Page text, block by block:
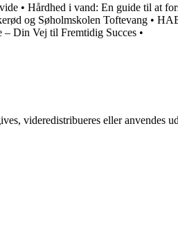
• Hårdhed i vand: En guide til at
og Søholmskolen Toftevang •
– Din Vej til Fremtidig Succes •
videredistribueres eller anvendes